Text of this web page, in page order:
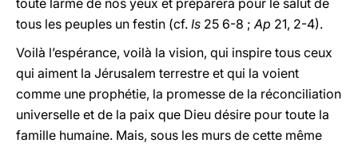
toute larme de nos yeux et préparera pour le salut de
tous les peuples un festin (cf. Is 25 6-8 ;Ap 21, 2-4).
Voilà l’espérance, voilà la vision, qui inspire tous ceux
qui aiment la Jérusalem terrestre et qui la voient
comme une prophétie, la promesse de la réconciliation
universelle et de la paix que Dieu désire pour toute la
famille humaine. Mais, sous les murs de cette même